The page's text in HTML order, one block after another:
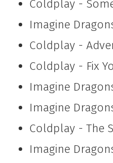
Coldplay -
Imagine
Coldplay -
Coldplay - Fix
Imagine
Imagine
Coldplay - The
Imagine